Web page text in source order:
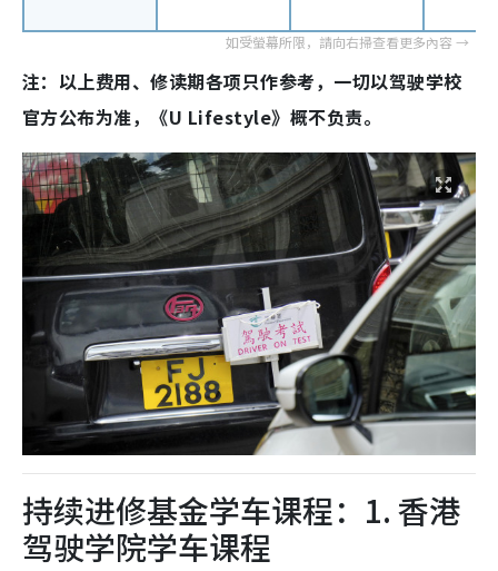
注：以上费用、修读期各项只作参考，一切以驾驶学校
官方公布为准，《U Lifestyle》概不负责。
持续进修基金学车课程：1. 香港
驾驶学院学车课程